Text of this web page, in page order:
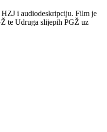
i audiodeskripciju. Film je
te Udruga slijepih PGŽ uz